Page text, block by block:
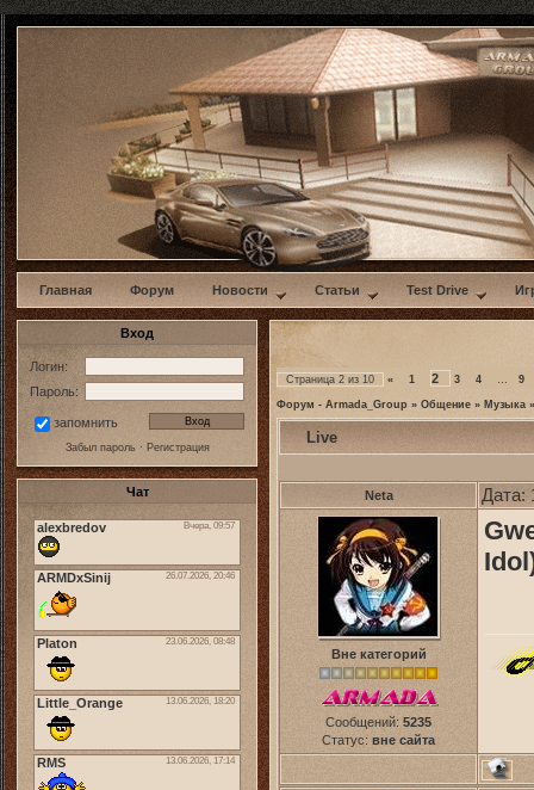
w
Главная Форум Новости Статьи Test Drive
Вход
Логин:
Пароль:
запомнить
Забыл пароль· Регистрация
Чат
Страница 2 из 10 « 1 2 3 4 … 9
Форум - Armada_Group » Общение » Музыка »
Live
Neta Дата:
Вне категорий
Сообщений: 5235
Статус: вне сайта